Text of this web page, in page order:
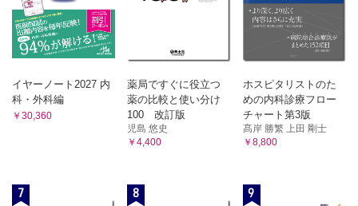
イヤーノート2027 内
科・外科編
￥30,360
薬局ですぐに役立つ
薬の比較と使い分け
100 改訂版
児島 悠史
￥4,400
ホスピタリストのた
めの内科診療フロー
チャート第3版
髙岸 勝繁 上田 剛士
￥8,800
7 8 9